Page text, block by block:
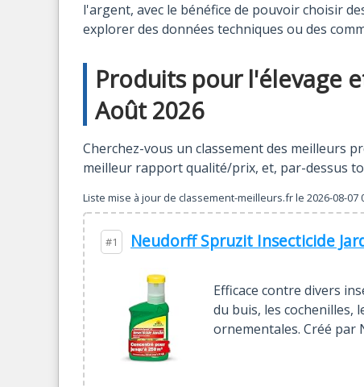
l'argent, avec le bénéfice de pouvoir choisir
explorer des données techniques ou des
Produits pour l'élevage
Août 2026
Cherchez-vous un classement des meilleurs
meilleur rapport qualité/prix, et, par-dessus
Liste mise à jour de classement-meilleurs.frle 2026-08-07
#1 Neudorff Spruzit Insecticide
Efficace contre divers
du buis, les cochenilles,
ornementales. Créé par